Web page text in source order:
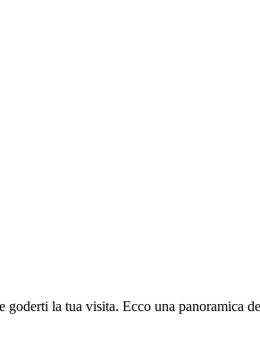
la tua visita. Ecco una